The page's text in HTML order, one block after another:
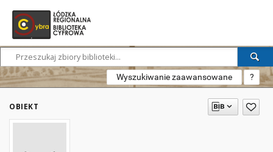
Wyszukiwanie zaawansowane ?
OBIEKT